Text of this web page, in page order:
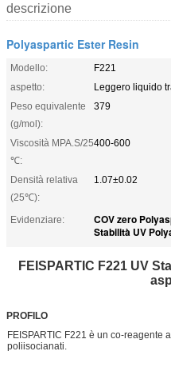
descrizione
Polyaspartic Ester Resin
Modello:
F221
aspetto:
Leggero liquido
Peso equivalente
(g/mol):
379
Viscosità MPA.S/25
℃:
400-600
Densità relativa
(25℃):
1.07±0.02
Evidenziare: COV zero
Stabilità UV
FEISPARTIC F221 UV
PROFILO
FEISPARTIC F221 è un co-reagente
poliisocianati.